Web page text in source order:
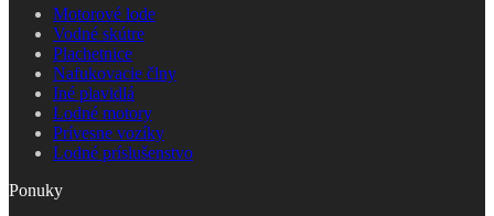
Motorové lode
Vodné skútre
Plachetnice
Nafukovacie člny
Iné plavidlá
Lodné motory
Prívesne vozíky
Lodné príslušenstvo
Ponuky